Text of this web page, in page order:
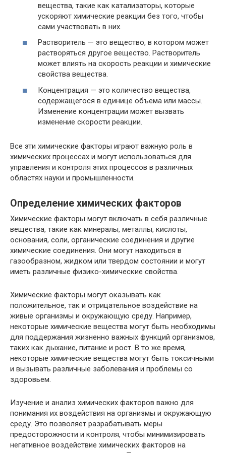
вещества, такие как катализаторы, которые
ускоряют химические реакции без того, чтобы
сами участвовать в них.
Растворитель — это вещество, в котором может
растворяться другое вещество. Растворитель
может влиять на скорость реакции и химические
свойства вещества.
Концентрация — это количество вещества,
содержащегося в единице объема или массы.
Изменение концентрации может вызвать
изменение скорости реакции.
Все эти химические факторы играют важную роль в
химических процессах и могут использоваться для
управления и контроля этих процессов в различных
областях науки и промышленности.
Определение химических факторов
Химические факторы могут включать в себя различные
вещества, такие как минералы, металлы, кислоты,
основания, соли, органические соединения и другие
химические соединения. Они могут находиться в
газообразном, жидком или твердом состоянии и могут
иметь различные физико-химические свойства.
Химические факторы могут оказывать как
положительное, так и отрицательное воздействие на
живые организмы и окружающую среду. Например,
некоторые химические вещества могут быть необходимы
для поддержания жизненно важных функций организмов,
таких как дыхание, питание и рост. В то же время,
некоторые химические вещества могут быть токсичными
и вызывать различные заболевания и проблемы со
здоровьем.
Изучение и анализ химических факторов важно для
понимания их воздействия на организмы и окружающую
среду. Это позволяет разрабатывать меры
предосторожности и контроля, чтобы минимизировать
негативное воздействие химических факторов на